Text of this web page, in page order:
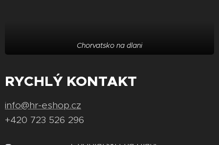
Chorvatsko na dlani
RYCHLÝ KONTAKT
info@hr-eshop.cz
+420 723 526 296